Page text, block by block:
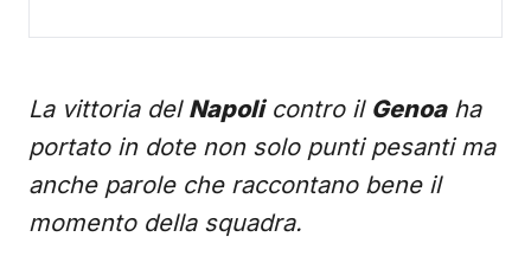
La vittoria del Napolicontro il Genoaha
portato in dote non solo punti pesanti ma
anche parole che raccontano bene il
momento della squadra.